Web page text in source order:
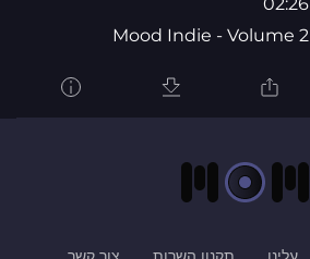
Mood Indie - Volume 2